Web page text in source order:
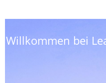
Willkommen bei